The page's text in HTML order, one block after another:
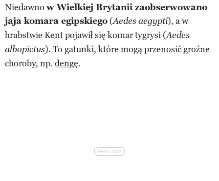
Niedawno w Wielkiej Brytanii zaobserwowano
jaja komara egipskiego (Aedes aegypti), a w
hrabstwie Kent pojawił się komar tygrysi (Aedes
albopictus). To gatunki, które mogą przenosić groźne
choroby, np. dengę.